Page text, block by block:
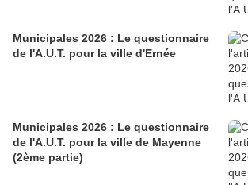
Municipales 2026 : Le questionnaire
de l'A.U.T. pour la ville d'Ernée
Municipales 2026 : Le questionnaire
de l'A.U.T. pour la ville de Mayenne
(2ème partie)